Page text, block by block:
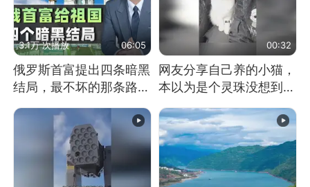
3.1万 次播放 06:05
俄罗斯首富提出四条暗黑
结局，最不坏的那条路是
00:32
网友分享自己养的小猫，
本以为是个灵珠没想到是